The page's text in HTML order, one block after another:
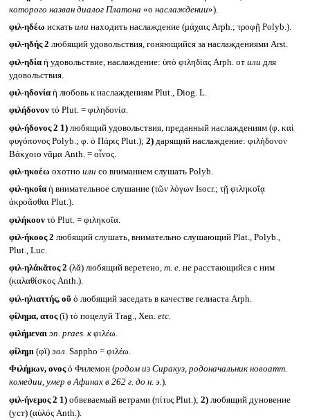
которого назван диалог Платона «о наслаждении»).
φιλ-ηδέω искать или находить наслаждение (μάχαις Arph.; τροφῇ Polyb.).
φιλ-ηδής 2 любящий удовольствия, гоняющийся за наслаждениями Arst.
φιλ-ηδία ἡ удовольствие, наслаждение: ὑπὸ φιληδίας Arph. от или для
удовольствия.
φιλ-ηδονία ἡ любовь к наслаждениям Plut., Diog. L.
φιλήδονον τό Plut. = φιληδονία.
φιλ-ήδονος 2 1)любящий удовольствия, преданный наслаждениям (φ. καὶ
φυγόπονος Polyb.; φ. ὁ Πάρις Plut.); 2)дарящий наслаждение: φιλήδονον
Βάκχοιο νᾶμα Anth. = οἶνος.
φιλ-ηκοέω охотно или со вниманием слушать Polyb.
φιλ-ηκοΐα ἡ внимательное слушание (τῶν λόγων Isocr.; τῇ φιληκοΐᾳ
ἀκροᾶσθαι Plut.).
φιλήκοον τό Plut. = φιληκοΐα.
φιλ-ήκοος 2 любящий слушать, внимательно слушающий Plat., Polyb.,
Plut., Luc.
φιλ-ηλάκᾰτος 2 (λᾰ) любящий веретено, т. е. не расстающийся с ним
(καλαθίσκος Anth.).
φιλ-ηλιαττής, οῦὁ любящий заседать в качестве гелиаста Arph.
φίλημα, ατος(ῐ) τό поцелуй Trag., Xen. etc.
φιλήμεναι эп. praes. кφιλέω.
φίλημι(φῐ) эол. Sappho = φιλέω.
Φιλήμων, ονοςὁ Филемон (родом из Сиракуз, родоначальник новоатт.
комедии, умер в Афинах в 262 г. до н. э.).
φιλ-ήνεμος 2 1)обвеваемый ветрами (πίτυς Plut.); 2)любящий дуновение
(уст) (αὐλός Anth.).